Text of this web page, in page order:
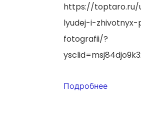
https://toptaro.ru/
lyudej-i-zhivotnyx-
fotografii/?
Подробнее